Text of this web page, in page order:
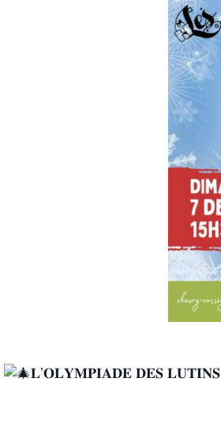
𝐋’𝐎𝐋𝐘𝐌𝐏𝐈𝐀𝐃𝐄 𝐃𝐄𝐒 𝐋𝐔𝐓𝐈𝐍𝐒